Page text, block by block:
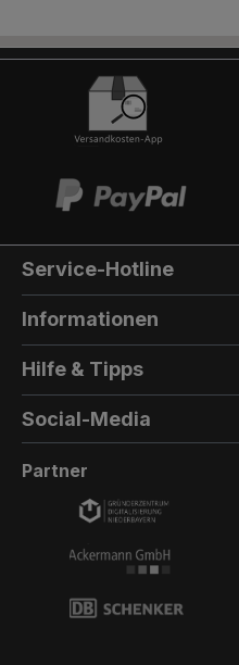
Service-Hotline
Informationen
Hilfe & Tipps
Social-Media
Partner